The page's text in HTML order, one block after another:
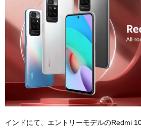
インドにて、エントリーモデルのRedmi